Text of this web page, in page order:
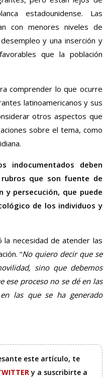
estadounidense. Las
con menores niveles de
y una inserción y
que la población
comprender lo que ocurre
latinoamericanos y sus
otros aspectos que
sobre el tema, como
indocumentados deben
que son fuente de
y persecución, que puede
de los individuos y
la necesidad de atender las
“No quiero decir que se
sino que debemos
ese proceso no se dé en las
las que se ha generado
este artículo, te
y a suscribirte a